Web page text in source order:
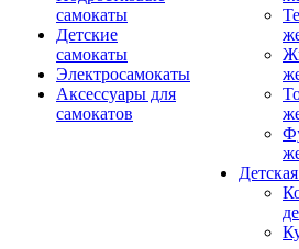
самокаты
Детские
самокаты
Электросамокаты
Аксессуары для
самокатов